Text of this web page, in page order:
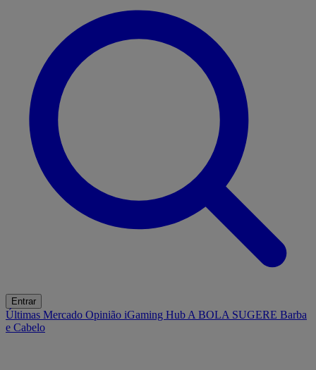
Entrar
Últimas Mercado Opinião iGaming Hub A BOLA SUGERE Barba
e Cabelo